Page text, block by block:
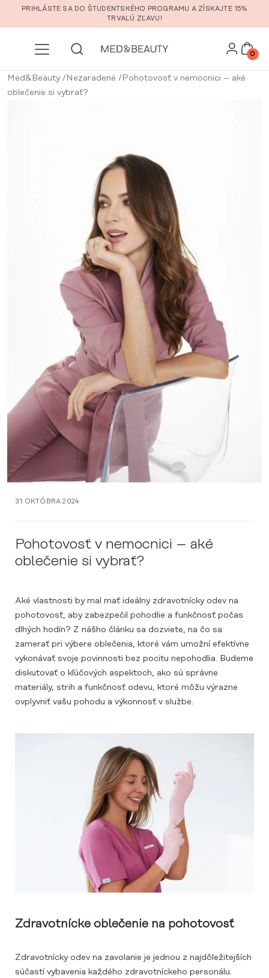
Prejsť na hlavný obsah
PRIHLÁSTE SA DO ŠTUDENTSKÉHO PROGRAMU A ZÍSKAJTE 15%
TRVALÚ ZĽAVU!
0
Med&Beauty/ Nezaradené / Pohotovosť v nemocnici – aké
oblečenie si vybrať?
31 OKTÓBRA 2024
Pohotovosť v nemocnici – aké
oblečenie si vybrať?
Aké vlastnosti by mal mať ideálny zdravotnícky odev na
pohotovosť, aby zabezpečil pohodlie a funkčnosť počas
dlhých hodín? Z nášho článku sa dozviete, na čo sa
zamerať pri výbere oblečenia, ktoré vám umožní efektívne
vykonávať svoje povinnosti bez pocitu nepohodlia. Budeme
diskutovať o kľúčových aspektoch, ako sú správne
materiály, strih a funkčnosť odevu, ktoré môžu výrazne
ovplyvniť vašu pohodu a výkonnosť v službe.
Zdravotnícke oblečenie na pohotovosť
Zdravotnícky odev na zavolanie je jednou z najdôležitejších
súčastí vybavenia každého zdravotníckeho personálu.